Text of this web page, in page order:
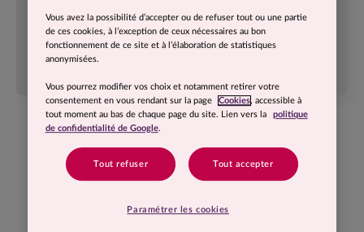
On vous dit tout sur les graisses.
Les matières grasses, aussi appeléeslipides
pas nos ennemis.
Ce sont des
Demande de devis
rapide et gratuite
Vous avez la possibilité d’accepter ou de refuser tout ou une partie
de ces cookies, à l’exception de ceux nécessaires au bon
fonctionnement de ce site et à l’élaboration de statistiques
anonymisées.
Vous pourrez modifier vos choix et notamment retirer votre
consentement en vous rendant sur la page
Cookies, accessible à
tout moment au bas de chaque page du site. Lien vers la
politique
de confidentialité de Google.
Tout refuser Tout accepter
Paramétrer les cookies